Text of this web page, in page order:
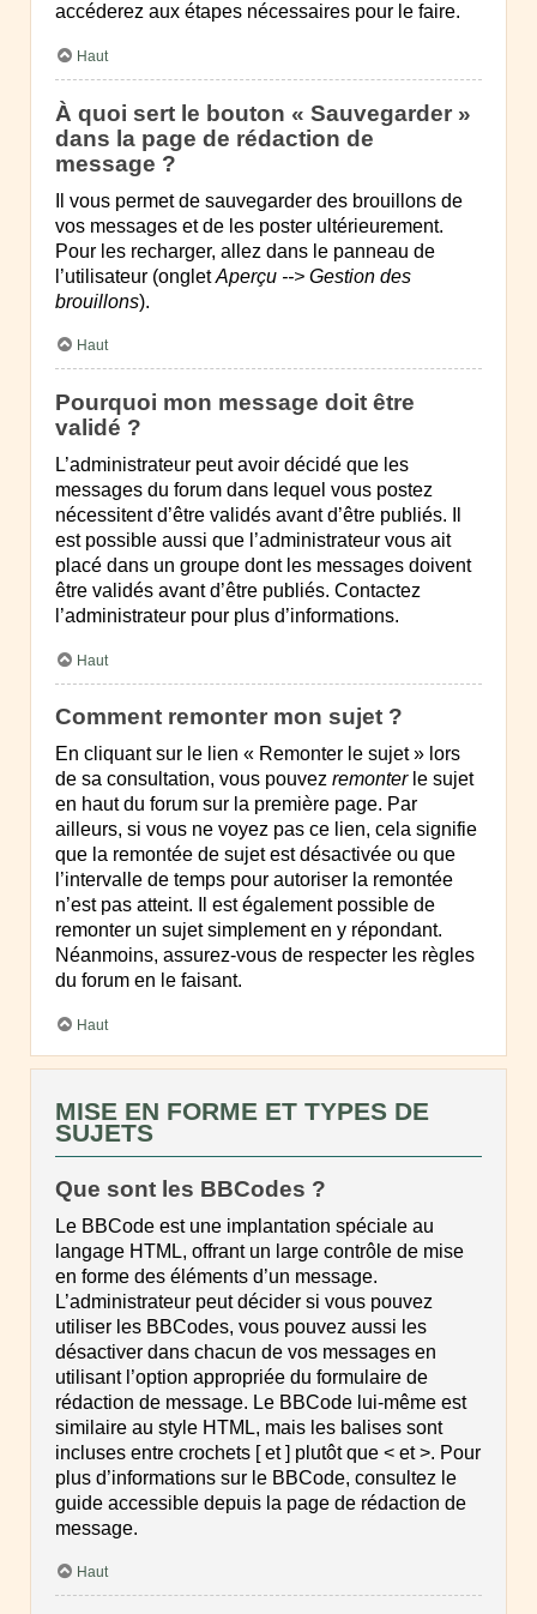
accéderez aux étapes nécessaires pour le faire.
Haut
À quoi sert le bouton « Sauvegarder »
dans la page de rédaction de
message ?
Il vous permet de sauvegarder des brouillons de
vos messages et de les poster ultérieurement.
Pour les recharger, allez dans le panneau de
l’utilisateur (ongletAperçu --> Gestion des
brouillons).
Haut
Pourquoi mon message doit être
validé ?
L’administrateur peut avoir décidé que les
messages du forum dans lequel vous postez
nécessitent d’être validés avant d’être publiés. Il
est possible aussi que l’administrateur vous ait
placé dans un groupe dont les messages doivent
être validés avant d’être publiés. Contactez
l’administrateur pour plus d’informations.
Haut
Comment remonter mon sujet ?
En cliquant sur le lien « Remonter le sujet » lors
de sa consultation, vous pouvez remonterle sujet
en haut du forum sur la première page. Par
ailleurs, si vous ne voyez pas ce lien, cela signifie
que la remontée de sujet est désactivée ou que
l’intervalle de temps pour autoriser la remontée
n’est pas atteint. Il est également possible de
remonter un sujet simplement en y répondant.
Néanmoins, assurez-vous de respecter les règles
du forum en le faisant.
Haut
MISE EN FORME ET TYPES DE
SUJETS
Que sont les BBCodes ?
Le BBCode est une implantation spéciale au
langage HTML, offrant un large contrôle de mise
en forme des éléments d’un message.
L’administrateur peut décider si vous pouvez
utiliser les BBCodes, vous pouvez aussi les
désactiver dans chacun de vos messages en
utilisant l’option appropriée du formulaire de
rédaction de message. Le BBCode lui-même est
similaire au style HTML, mais les balises sont
incluses entre crochets [ et ] plutôt que < et >. Pour
plus d’informations sur le BBCode, consultez le
guide accessible depuis la page de rédaction de
message.
Haut